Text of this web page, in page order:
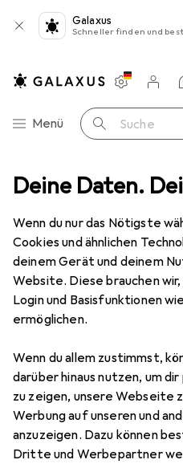
Deine Daten.
Wenn du nur das Nötigste
Cookies und ähnlichen
deinem Gerät und deinem
Website. Diese brauchen wir,
Login und Basisfunktionen
ermöglichen.
Wenn du allem zustimmst,
darüber hinaus nutzen, um
zu zeigen, unsere Webseite
Werbung auf unseren und
anzuzeigen. Dazu können
Dritte und Werbepartner
Galaxus
Schneller finden und
Navigation nach Kategorien
Menü Suche
Einstellungen
Kundenkonto
Merklisten
Warenkorb
Satz 0.3mm 1.6mm, 20-
3
RS PROHSS
1.6mm, 20-teilig,
Materialien
0.3 mm, 1.6 mm
Preis in EUR inkl. MwSt.
EUR
29,15
Bewertungen